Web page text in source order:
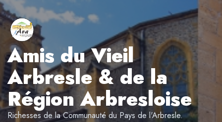
Aller
au
contenu
Amis du Vieil
Arbresle & de la
Région Arbresloise
Richesses de la Communauté du Pays de l'Arbresle.